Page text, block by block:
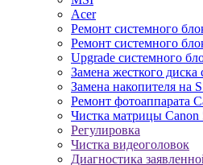
Acer
Ремонт системного
Ремонт системного
Upgrade системного
Замена жесткого диска
Замена накопителя на
Ремонт фотоаппарата
Чистка матрицы Canon
Регулировка
Чистка видеоголовок
Диагностика